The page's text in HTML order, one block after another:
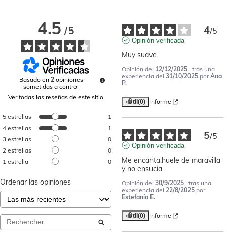
4.5/5
Basado en 2 opiniones
sometidas a control
Ver todas las reseñas de este sitio
5 estrellas
1
4 estrellas
1
3 estrellas
0
2 estrellas
0
1 estrella 0
Ordenar las opiniones
4/5
Opinión verificada
Muy suave
Opinión del 12/12/2025 , tras una
experiencia del 31/10/2025 porAna
P.
Útil (0) Informe
5/5
Opinión verificada
Me encanta,huele de maravilla
y no ensucia
Opinión del 30/9/2025 , tras una
experiencia del 22/8/2025 por
Estefanía E.
Útil (0) Informe